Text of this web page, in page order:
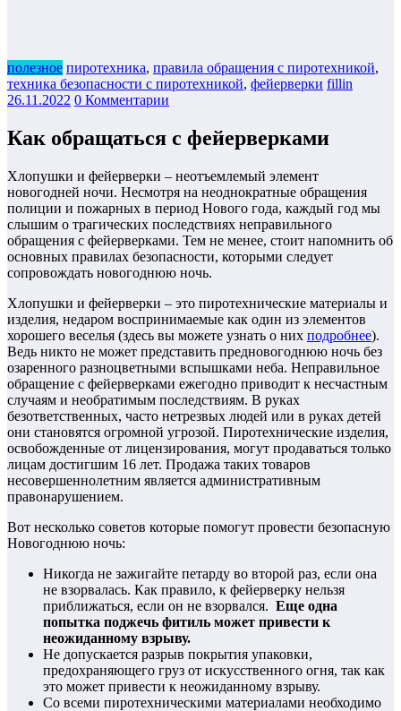
полезное пиротехника, правила обращения с пиротехникой,
техника безопасности с пиротехникой, фейерверки fillin
26.11.2022 0 Комментарии
Как обращаться с фейерверками
Хлопушки и фейерверки – неотъемлемый элемент
новогодней ночи. Несмотря на неоднократные обращения
полиции и пожарных в период Нового года, каждый год мы
слышим о трагических последствиях неправильного
обращения с фейерверками. Тем не менее, стоит напомнить об
основных правилах безопасности, которыми следует
сопровождать новогоднюю ночь.
Хлопушки и фейерверки – это пиротехнические материалы и
изделия, недаром воспринимаемые как один из элементов
хорошего веселья (здесь вы можете узнать о них подробнее).
Ведь никто не может представить предновогоднюю ночь без
озаренного разноцветными вспышками неба. Неправильное
обращение с фейерверками ежегодно приводит к несчастным
случаям и необратимым последствиям. В руках
безответственных, часто нетрезвых людей или в руках детей
они становятся огромной угрозой. Пиротехнические изделия,
освобожденные от лицензирования, могут продаваться только
лицам достигшим 16 лет. Продажа таких товаров
несовершеннолетним является административным
правонарушением.
Вот несколько советов которые помогут провести безопасную
Новогоднюю ночь:
Никогда не зажигайте петарду во второй раз, если она
не взорвалась. Как правило, к фейерверку нельзя
приближаться, если он не взорвался. Еще одна
попытка поджечь фитиль может привести к
неожиданному взрыву.
Не допускается разрыв покрытия упаковки,
предохраняющего груз от искусственного огня, так как
это может привести к неожиданному взрыву.
Со всеми пиротехническими материалами необходимо